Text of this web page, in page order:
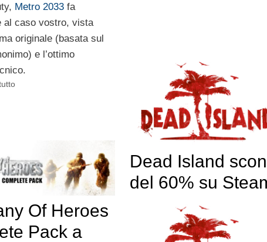
Metro 2033fa
al caso vostro, vista
originale (basata sul
e l’ottimo
Dead Island
del 60% su
Of Heroes
Pack a